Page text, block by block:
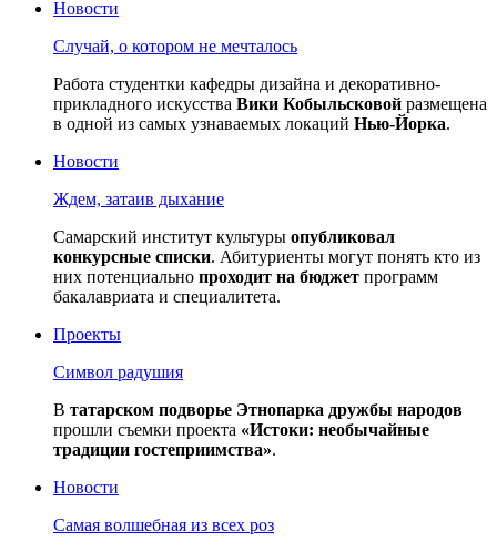
Новости
Случай, о котором не мечталось
Работа студентки кафедры дизайна и декоративно-
прикладного искусства Вики Кобыльсковой размещена
в одной из самых узнаваемых локаций Нью-Йорка.
Новости
Ждем, затаив дыхание
Самарский институт культуры опубликовал
конкурсные списки. Абитуриенты могут понять кто из
них потенциально проходит на бюджет программ
бакалавриата и специалитета.
Проекты
Символ радушия
В татарском подворье Этнопарка дружбы народов
прошли съемки проекта «Истоки: необычайные
традиции гостеприимства».
Новости
Самая волшебная из всех роз